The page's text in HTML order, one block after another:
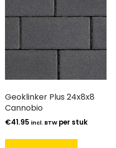
Geoklinker Plus 24x8x8
Cannobio
€41.95 incl. BTW per stuk